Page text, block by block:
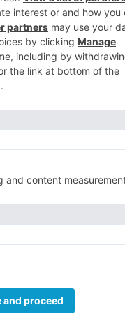
en
una de
de
las
ilegal,
a
el
a su
3
4